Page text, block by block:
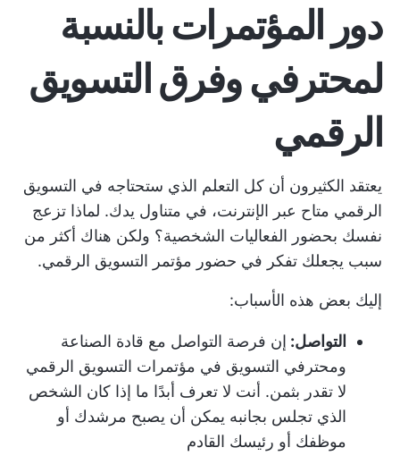
دور المؤتمرات بالنسبة
لمحترفي وفرق التسويق
الرقمي
يعتقد الكثيرون أن كل التعلم الذي ستحتاجه في التسويق
الرقمي متاح عبر الإنترنت، في متناول يدك. لماذا تزعج
نفسك بحضور الفعاليات الشخصية؟ ولكن هناك أكثر من
سبب يجعلك تفكر في حضور مؤتمر التسويق الرقمي.
إليك بعض هذه الأسباب:
التواصل: إن فرصة التواصل مع قادة الصناعة
ومحترفي التسويق في مؤتمرات التسويق الرقمي
لا تقدر بثمن. أنت لا تعرف أبدًا ما إذا كان الشخص
الذي تجلس بجانبه يمكن أن يصبح مرشدك أو
موظفك أو رئيسك القادم